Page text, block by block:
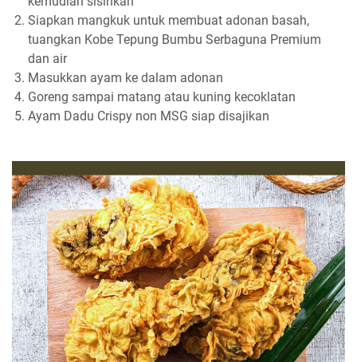
Siapkan mangkuk untuk membuat adonan basah,
tuangkan Kobe Tepung Bumbu Serbaguna Premium
dan air
Masukkan ayam ke dalam adonan
Goreng sampai matang atau kuning kecoklatan
Ayam Dadu Crispy non MSG siap disajikan